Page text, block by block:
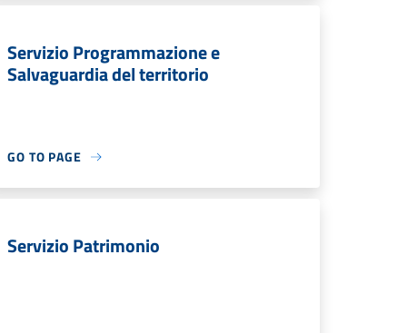
Servizio Programmazione e
Salvaguardia del territorio
GO TO PAGE
Servizio Patrimonio